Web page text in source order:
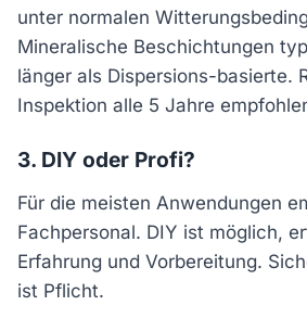
unter normalen
Mineralische Beschichtungen
länger als Dispersions-basierte.
Inspektion alle 5 Jahre
3. DIY oder Profi?
Für die meisten Anwendungen
Fachpersonal. DIY ist möglich,
Erfahrung und Vorbereitung.
ist Pflicht.